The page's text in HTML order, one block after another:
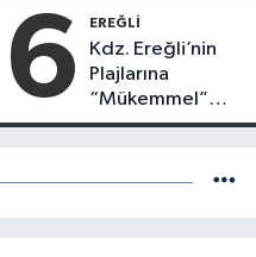
6 EREĞLI
Kdz. Ereğli’nin
Plajlarına
“Mükemmel”
Notu!